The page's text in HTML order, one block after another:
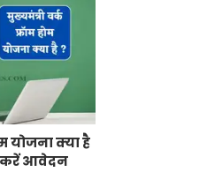
योजना क्या है
करें आवेदन